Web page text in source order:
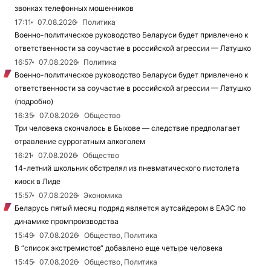
звонках телефонных мошенников
17:11
07.08.2026
Политика
Военно-политическое руководство Беларуси будет привлечено к
ответственности за соучастие в российской агрессии — Латушко
16:57
07.08.2026
Политика
Военно-политическое руководство Беларуси будет привлечено к
ответственности за соучастие в российской агрессии — Латушко
(подробно)
16:35
07.08.2026
Общество
Три человека скончалось в Быхове — следствие предполагает
отравление суррогатным алкоголем
16:21
07.08.2026
Общество
14-летний школьник обстрелял из пневматического пистолета
киоск в Лиде
15:57
07.08.2026
Экономика
Беларусь пятый месяц подряд является аутсайдером в ЕАЭС по
динамике промпроизводства
15:49
07.08.2026
Общество, Политика
В “список экстремистов“ добавлено еще четыре человека
15:45
07.08.2026
Общество, Политика